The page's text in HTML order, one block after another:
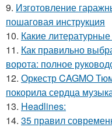
9. Изготовление
пошаговая инструкция
10. Какие
11. Как правильно
ворота: полное
12. Оркестр CAGMO
покорила сердца
13. Headlines:
14. 35 правил